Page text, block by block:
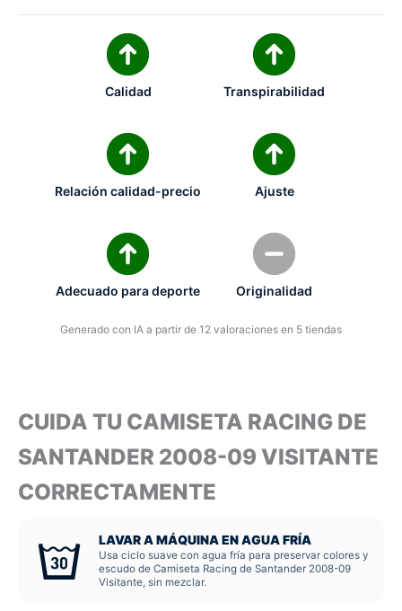
Calidad Transpirabilidad
Relación calidad-precio Ajuste
Adecuado para deporte Originalidad
Generado con IA a partir de 12 valoraciones en 5 tiendas
CUIDA TU CAMISETA RACING DE
SANTANDER 2008-09 VISITANTE
CORRECTAMENTE
LAVAR A MÁQUINA EN AGUA FRÍA
Usa ciclo suave con agua fría para preservar colores y
escudo de Camiseta Racing de Santander 2008-09
Visitante, sin mezclar.